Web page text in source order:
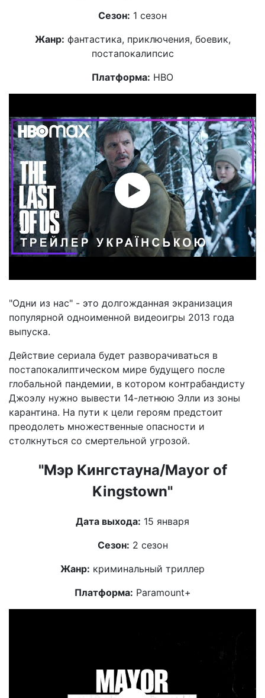
Сезон: 1 сезон
Жанр: фантастика, приключения, боевик,
постапокалипсис
Платформа: НВО
"Одни из нас" - это долгожданная экранизация
популярной одноименной видеоигры 2013 года
выпуска.
Действие сериала будет разворачиваться в
постапокалиптическом мире будущего после
глобальной пандемии, в котором контрабандисту
Джоэлу нужно вывести 14-летнюю Элли из зоны
карантина. На пути к цели героям предстоит
преодолеть множественные опасности и
столкнуться со смертельной угрозой.
"Мэр Кингстауна/Mayor of
Kingstown"
Дата выхода: 15 января
Сезон: 2 сезон
Жанр: криминальный триллер
Платформа: Paramount+